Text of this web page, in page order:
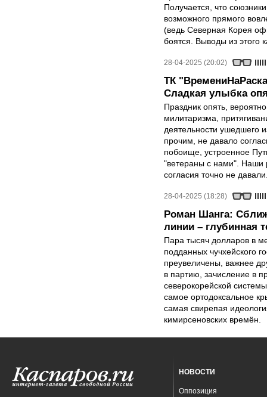
Получается, что
возможного прямого
(ведь Северная Корея
боятся. Выводы из этого
28-04-2025 (20:02)
ТК
Сладкая улыбка
Праздник опять,
милитаризма,
деятельности ушедшего
прочим, не давало
побоище, устроенное
"ветераны с нами". Наши
согласия точно не
28-04-2025 (18:28)
Роман Шанга:
линии – глубинная
Пара тысяч долларов в
подданных чучхейского
преувеличены, важнее
в партию, зачисление в
северокорейской
самое ортодоксальное
самая свирепая
кимирсеновских времён.
НОВОСТИ
Оппозиция